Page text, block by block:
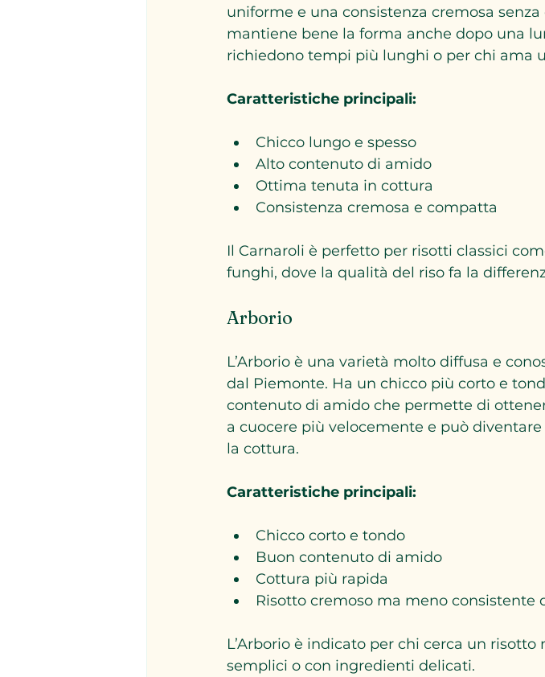
uniforme e una consistenza cremosa
mantiene bene la forma anche dopo una
richiedono tempi più lunghi o per chi ama
Caratteristiche principali:
Chicco lungo e spesso
Alto contenuto di amido
Ottima tenuta in cottura
Consistenza cremosa e compatta
Il Carnaroli è perfetto per risotti classici
funghi, dove la qualità del riso fa la
Arborio
L’Arborio è una varietà molto diffusa e
dal Piemonte. Ha un chicco più corto e
contenuto di amido che permette di
a cuocere più velocemente e può
la cottura.
Caratteristiche principali:
Chicco corto e tondo
Buon contenuto di amido
Cottura più rapida
Risotto cremoso ma meno consistente
L’Arborio è indicato per chi cerca un
semplici o con ingredienti delicati.